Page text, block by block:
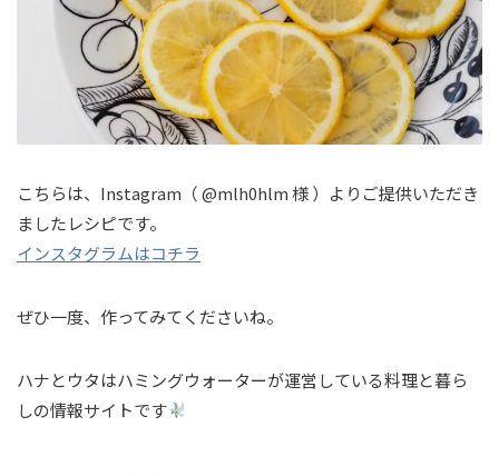
こちらは、Instagram（ @mlh0hlm 様 ）よりご提供いただき
ましたレシピです。
インスタグラムはコチラ
ぜひ一度、作ってみてくださいね。
ハナとウタはハミングウォーターが運営している料理と暮ら
しの情報サイトです